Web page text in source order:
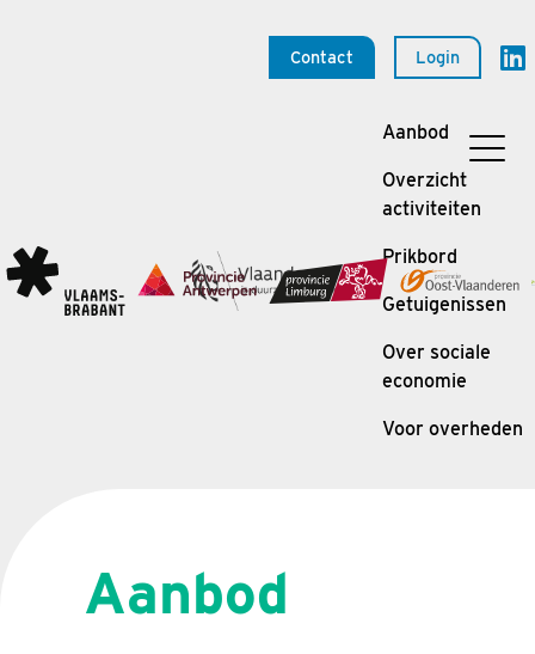
Contact Login
Aanbod
Overzicht
activiteiten
Prikbord
Getuigenissen
Over sociale
economie
Voor overheden
Aanbod